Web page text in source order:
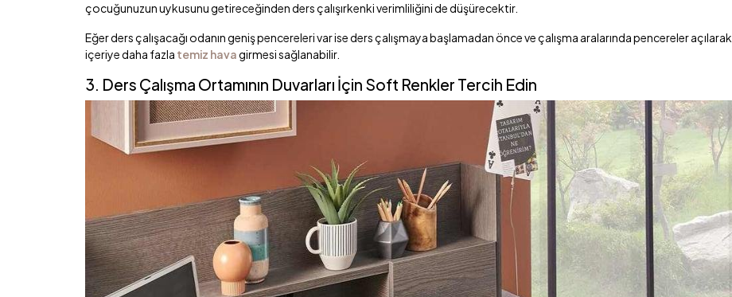
çocuğunuzun uykusunu getireceğinden ders çalışırkenki verimliliğini de düşürecektir.
Eğer ders çalışacağı odanın geniş pencereleri var ise ders çalışmaya başlamadan önce ve çalışma aralarında pencereler açılarak
içeriye daha fazla temiz havagirmesi sağlanabilir.
3. Ders Çalışma Ortamının Duvarları İçin Soft Renkler Tercih Edin